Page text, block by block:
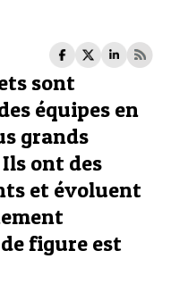
sont
équipes en
grands
ont des
et évoluent
figure est